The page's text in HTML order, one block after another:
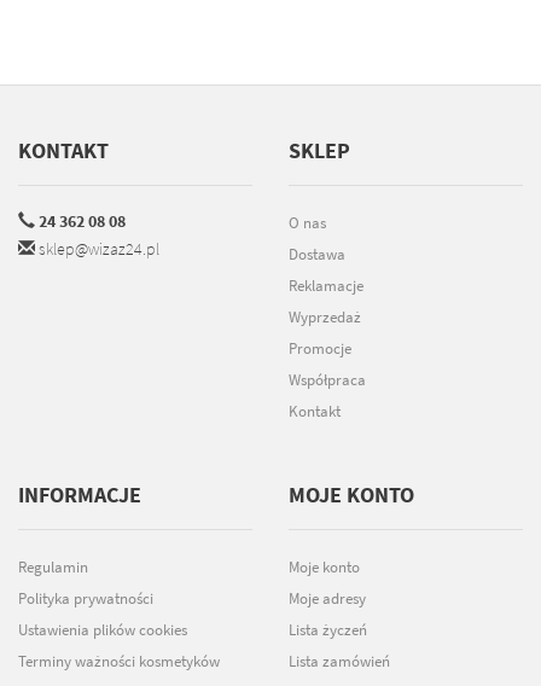
KONTAKT
24 362 08 08
sklep@wizaz24.pl
SKLEP
O nas
Dostawa
Reklamacje
Wyprzedaż
Promocje
Współpraca
Kontakt
INFORMACJE
Regulamin
Polityka prywatności
Ustawienia plików cookies
Terminy ważności kosmetyków
MOJE KONTO
Moje konto
Moje adresy
Lista życzeń
Lista zamówień